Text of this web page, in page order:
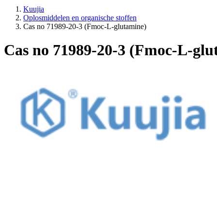
Kuujia
Oplosmiddelen en organische stoffen
Cas no 71989-20-3 (Fmoc-L-glutamine)
Cas no 71989-20-3 (Fmoc-L-